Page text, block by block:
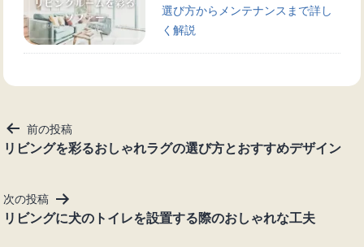
選び方からメンテナンスまで詳し
く解説
投
稿
ゲ
ー
前の投稿
リビングを彩るおしゃれラグの選び方とおすすめデザイン
次の投稿
リビングに犬のトイレを設置する際のおしゃれな工夫